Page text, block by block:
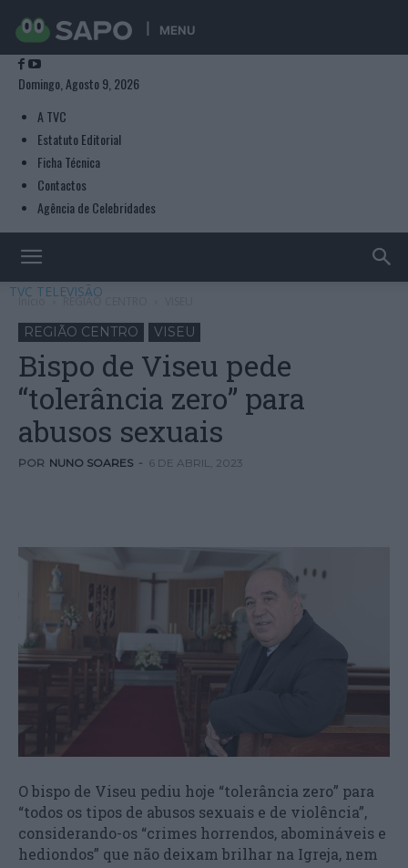
MENU
Domingo, Agosto 9, 2026
A TVC
Estatuto Editorial
Ficha Técnica
Contactos
Agência de Celebridades
TVC TELEVISÃO
Início REGIÃO CENTRO
REGIÃO CENTRO VISEU
Bispo de Viseu pede
“tolerância zero” para
abusos sexuais
POR NUNO SOARES - 6 DE ABRIL, 2023
O bispo de Viseu pediu hoje “tolerância zero” para
“todos os tipos de abusos sexuais e de violência”,
considerando-os “crimes horrendos, abomináveis e
hediondos” que não deixam brilhar na Igreja, nem